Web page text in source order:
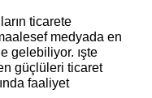
ticarete
medyada en
gelebiliyor. ışte
güçlüleri ticaret
faaliyet